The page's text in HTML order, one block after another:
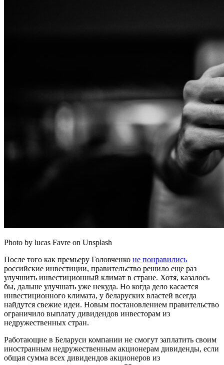
Photo by lucas Favre on Unsplash
После того как премьеру Головченко не понравились
российские инвестиции, правительство решило еще раз
улучшить инвестиционный климат в стране. Хотя, казалось
бы, дальше улучшать уже некуда. Но когда дело касается
инвестиционного климата, у беларуских властей всегда
найдутся свежие идеи. Новым постановлением правительство
ограничило выплату дивидендов инвесторам из
недружественных стран.
Работающие в Беларуси компании не смогут заплатить своим
иностранным недружественным акционерам дивиденды, если
общая сумма всех дивидендов акционеров из